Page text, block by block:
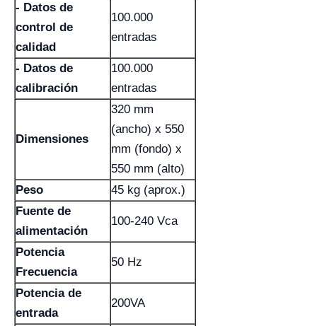
- Datos de
control de
calidad
100.000
entradas
- Datos de
calibración
100.000
entradas
Dimensiones
320 mm
(ancho) x 550
mm (fondo) x
550 mm (alto)
Peso
45 kg (aprox.)
Fuente de
alimentación
100-240 Vca
Potencia
Frecuencia
50 Hz
Potencia de
entrada
200VA